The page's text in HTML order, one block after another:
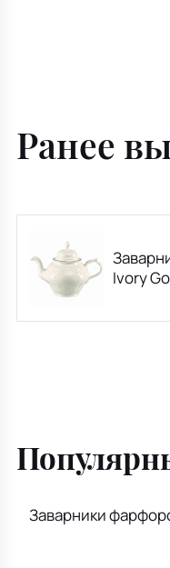
Ранее
Ivory
Заварники